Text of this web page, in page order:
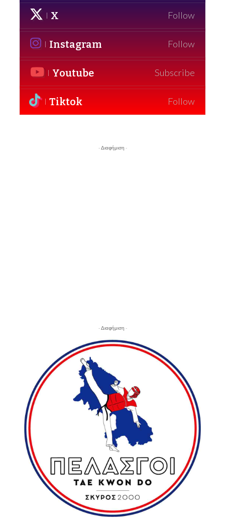
X Follow
Instagram Follow
Youtube Subscribe
Tiktok Follow
- Διαφήμιση -
- Διαφήμιση -